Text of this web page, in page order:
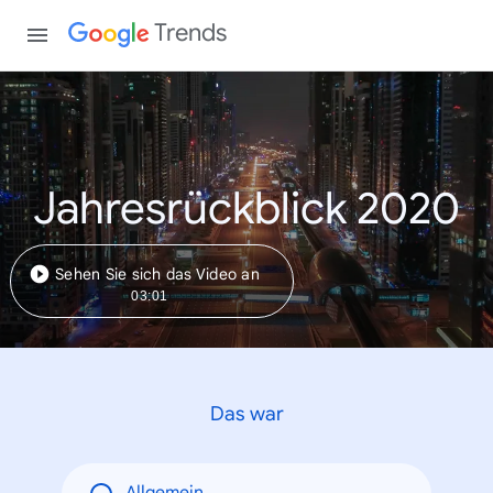
Trends
Jahresrückblick 2020
Sehen Sie sich das Video an
03:01
Das war